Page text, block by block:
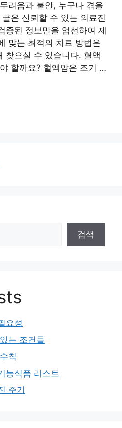
려움과 불안, 누구나 겪을
은 신뢰할 수 있는 의료진
증된 정보만을 엄선하여 제
맞는 최적의 치료 방법은
찾으실 수 있습니다. 혈액
할까요? 혈액암은 조기 …
검색
요성
는 조건들
칙
능식품 리스트
주기